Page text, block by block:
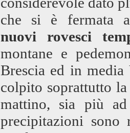
che si è fermata
nuovi rovesci
montane e
Brescia ed in
colpito soprattutto la
mattino, sia più ad
precipitazioni sono